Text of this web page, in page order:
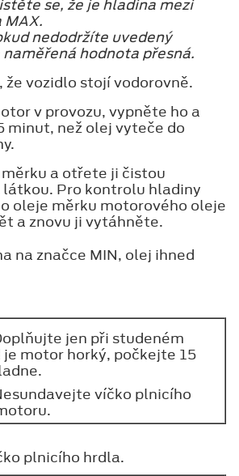
se, že je hladina mezi
MAX.
nedodržíte uvedený
hodnota přesná.
že vozidlo stojí vodorovně.
v provozu, vypněte ho a
minut, než olej vyteče do
a otřete ji čistou
Pro kontrolu hladiny
oleje měrku motorového oleje
a znovu ji vytáhněte.
na značce MIN, olej ihned
jen při studeném
motor horký, počkejte 15
víčko plnicího
plnicího hrdla.